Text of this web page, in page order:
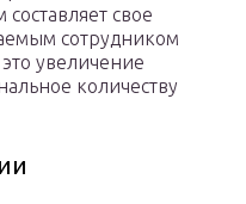
свое
сотрудником
увеличение
количеству